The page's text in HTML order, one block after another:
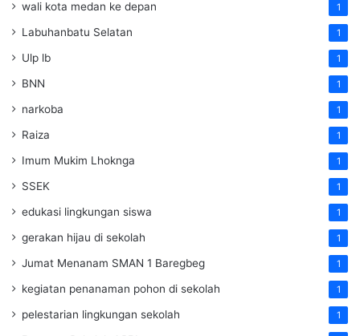
wali kota medan ke depan 1
Labuhanbatu Selatan 1
Ulp lb 1
BNN 1
narkoba 1
Raiza 1
Imum Mukim Lhoknga 1
SSEK 1
edukasi lingkungan siswa 1
gerakan hijau di sekolah 1
Jumat Menanam SMAN 1 Baregbeg 1
kegiatan penanaman pohon di sekolah 1
pelestarian lingkungan sekolah 1